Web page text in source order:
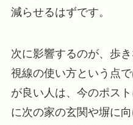
減らせるはずです。
次に影響するのが、歩
視線の使い方という点
が良い人は、今のポス
に次の家の玄関や塀に